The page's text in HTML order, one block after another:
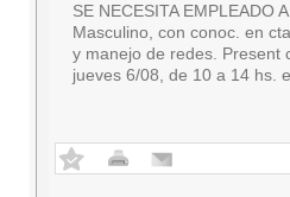
SE NECESITA EMPLEADO
Masculino, con conoc. en
y manejo de redes. Present
jueves 6/08, de 10 a 14 hs.